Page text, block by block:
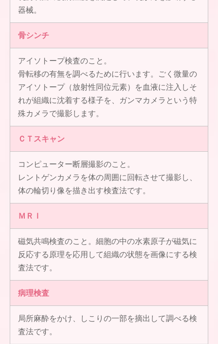
器械。
骨シンチ
アイソトープ検査のこと。
骨転移の有無を調べるために行います。ごく微量の
アイソトープ（放射性同位元素）を血液に注入しそ
れが組織に沈着する様子を、ガンマカメラという特
殊カメラで撮影します。
ＣＴスキャン
コンピューター断層撮影のこと。
レントゲンカメラを体の周囲に回転させて撮影し、
体の輪切り像を描き出す検査法です。
ＭＲＩ
磁気共鳴検査のこと。細胞の中の水素原子が磁気に
反応する原理を応用して組織の状態を画像にする検
査法です。
病理検査
局所麻酔をかけ、しこりの一部を摘出して調べる検
査法です。